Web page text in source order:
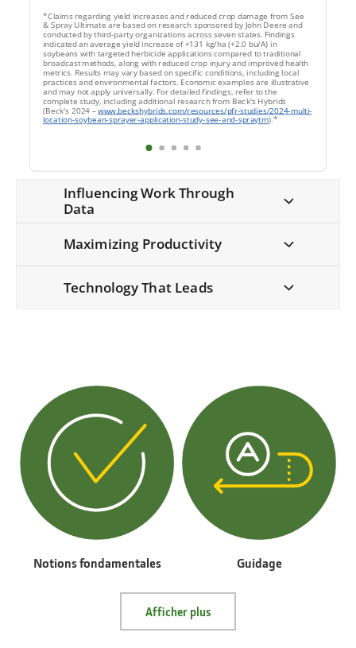
& Spray Ultimate are based on research sponsored by John Deere and
conducted by third-party organizations across seven states. Findings
indicated an average yield increase of +131 kg/ha (+2.0 bu/A) in
soybeans with targeted herbicide applications compared to traditional
broadcast methods, along with reduced crop injury and improved health
metrics. Results may vary based on specific conditions, including local
practices and environmental factors. Economic examples are illustrative
and may not apply universally. For detailed findings, refer to the
complete study, including additional research from Beck's Hybrids
(Beck's 2024 – www.beckshybrids.com/resources/pfr-studies/2024-multi-
location-soybean-sprayer-application-study-see-and-spraytm).*
Influencing Work Through
Data
Maximizing Productivity
Technology That Leads
Notions fondamentales Guidage
Afficher plus